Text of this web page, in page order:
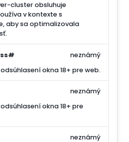
cluster obsluhuje
v kontexte s
aby sa optimalizovala
okna 18+ pre web.
neznámý
okna 18+ pre
neznámý
neznámý